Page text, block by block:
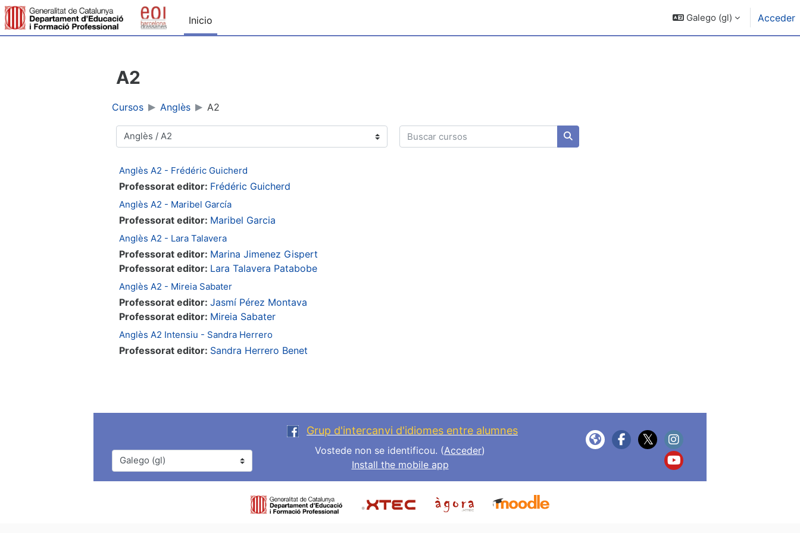
Ir ao contido principal
Inicio
Galego ‎(gl)‎ Acceder
A2
Cursos Anglès A2
Categorías de cursos
Buscar cursos
Buscar cursos
Anglès A2 - Frédéric Guicherd
Professorat editor: Frédéric Guicherd
Anglès A2 - Maribel García
Professorat editor: Maribel Garcia
Anglès A2 - Lara Talavera
Professorat editor: Marina Jimenez Gispert
Professorat editor: Lara Talavera Patabobe
Anglès A2 - Mireia Sabater
Professorat editor: Jasmí Pérez Montava
Professorat editor: Mireia Sabater
Anglès A2 Intensiu - Sandra Herrero
Professorat editor: Sandra Herrero Benet
Idioma
Grup d'intercanvi d'idiomes entre alumnes
Vostede non se identificou. (Acceder)
Install the mobile app